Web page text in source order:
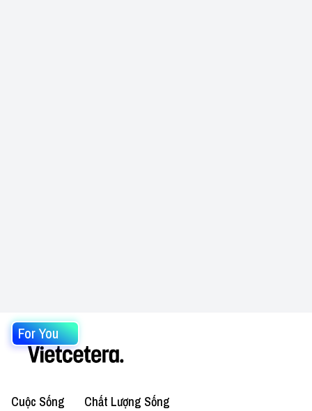
For You
Cuộc Sống Chất Lượng Sống